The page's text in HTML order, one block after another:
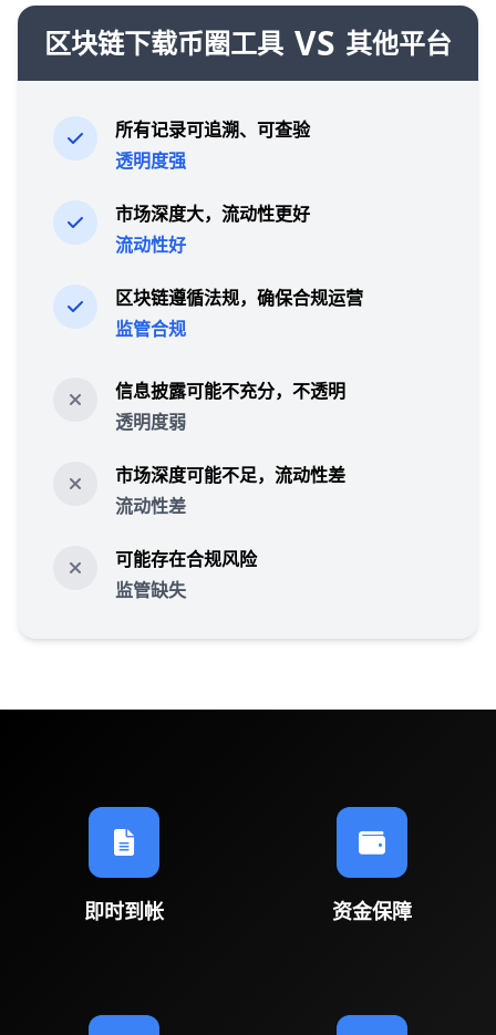
区块链下载币圈工具 VS 其他平台
所有记录可追溯、可查验
透明度强
市场深度大，流动性更好
流动性好
区块链遵循法规，确保合规运营
监管合规
信息披露可能不充分，不透明
透明度弱
市场深度可能不足，流动性差
流动性差
可能存在合规风险
监管缺失
即时到帐 资金保障